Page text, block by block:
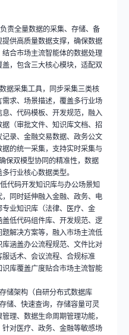
责全量数据的采集、存储、备
供高质量数据支撑，确保数据
合市场主流智能体的数据处理
，包含三大核心模块，适配双
据采集工具，同步采集三类核
求、场景描述，覆盖多行业场
、代码模板、开发规范，融入
（审批文件、知识库文档、招
录、金融交易数据、政务公文
的统一采集，支持实时采集与
保双模型协同的精准性，数据
行业核心数据类型。
低代码开发知识库与办公场景知
同时延伸融入金融、政务、电
业知识库（法律、医疗、金
低代码组件库、开发规范、逻
解决方案等，融入市场主流低
涵盖办公流程规范、文件比对
话术、会议流程、合规标准
库覆盖广度贴合市场主流智能
储架构（自研分布式数据库
储、快速查询，存储容量可灵
理、数据生命周期管理功能，
对医疗、政务、金融等敏感场